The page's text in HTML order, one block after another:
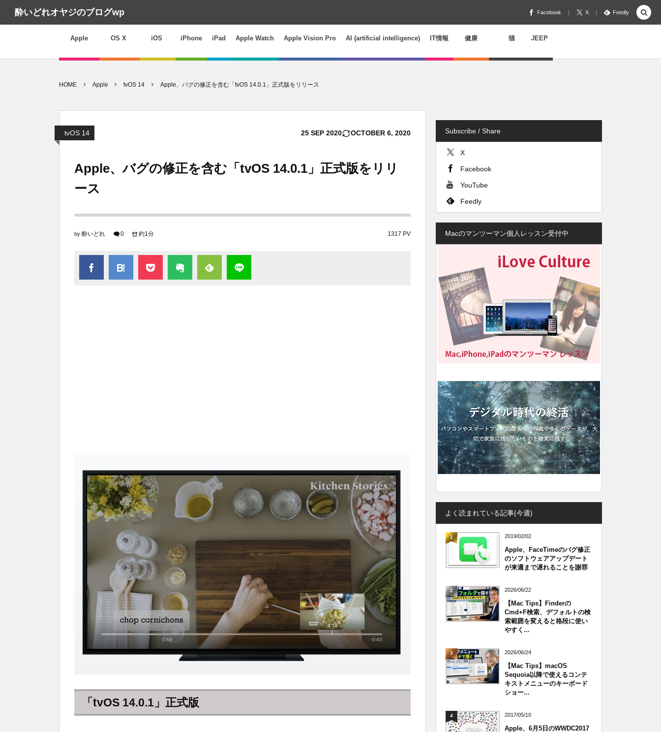
酔いどれオヤジのブログwp Facebook X Feedly
Apple OS X iOS iPhone iPad Apple Watch Apple Vision Pro AI (artificial intelligence) IT情報 健康 猫 JEEP
HOME Apple tvOS 14 Apple、バグの修正を含む「tvOS 14.0.1」正式版をリリース
tvOS 14 25 SEP 2020 OCTOBER 6, 2020
Apple、バグの修正を含む「tvOS 14.0.1」正式版をリリ
ース
by 酔いどれ 0 1317 PV
約1分
「tvOS 14.0.1」正式版
Subscribe / Share
X
Facebook
YouTube
Feedly
Macのマンツーマン個人レッスン受付中
よく読まれている記事(今週)
1 2019/02/02
Apple、FaceTimeのバグ修正
のソフトウェアアップデート
が来週まで遅れることを謝罪
2 2026/06/22
【Mac Tips】Finderの
Cmd+F検索、デフォルトの検
索範囲を変えると格段に使い
やすく...
3 2026/06/24
【Mac Tips】macOS
Sequoia以降で使えるコンテ
キストメニューのキーボード
ショー...
4 2017/05/10
Apple、6月5日のWWDC2017